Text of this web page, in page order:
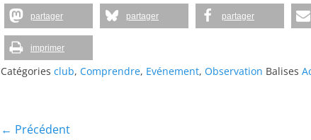
partager partager partager
imprimer
Catégories club, Comprendre, Evénement, Observation Balises
Navigation
← Précédent